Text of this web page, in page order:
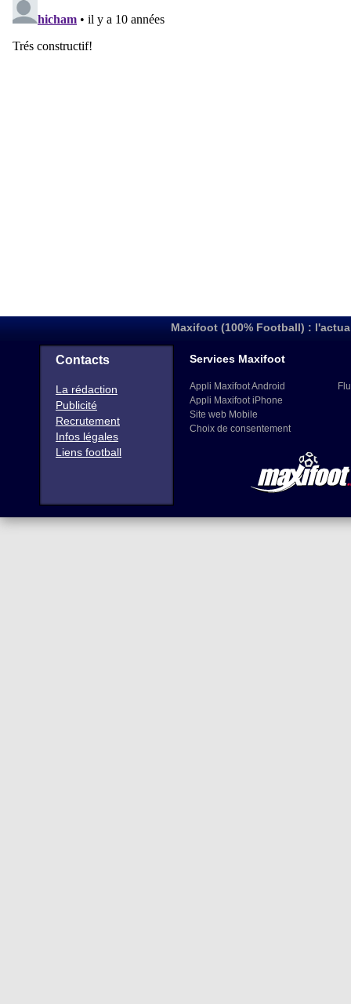
Maxifoot (100% Football) :
Contacts
La rédaction
Publicité
Recrutement
Infos légales
Liens football
Services Maxifoot
Appli Maxifoot Android
Appli Maxifoot iPhone
Site web Mobile
Choix de consentement